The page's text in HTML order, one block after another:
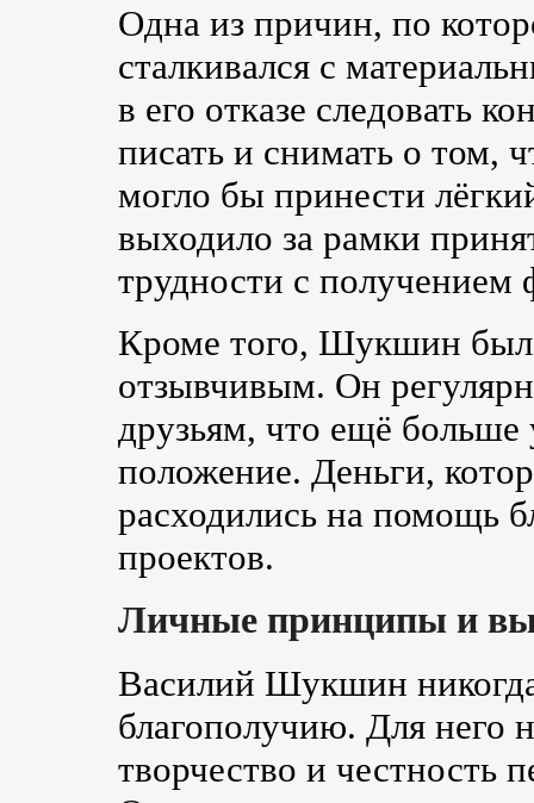
Одна из причин, по
сталкивался с
в его отказе следовать
писать и снимать о том,
могло бы принести
выходило за рамки
трудности с получением
Кроме того, Шукшин
отзывчивым. Он
друзьям, что ещё больше
положение. Деньги,
расходились на помощь
проектов.
Личные принципы и
Василий Шукшин
благополучию. Для него
творчество и честность